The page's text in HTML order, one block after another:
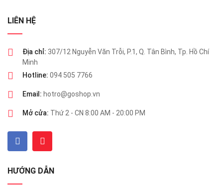
LIÊN HỆ
Địa chỉ: 307/12 Nguyễn Văn Trỗi, P.1, Q. Tân Bình, Tp. Hồ Chí
Minh
Hotline: 094 505 7766
Email: hotro@goshop.vn
Mở cửa: Thứ 2 - CN 8:00 AM - 20:00 PM
HƯỚNG DẪN